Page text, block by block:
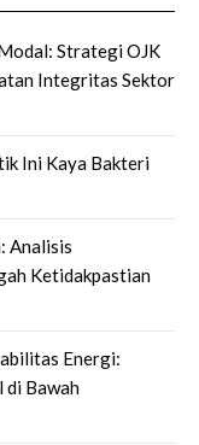
Strategi OJK
Integritas Sektor
Ini Kaya Bakteri
Analisis
Ketidakpastian
Energi:
di Bawah